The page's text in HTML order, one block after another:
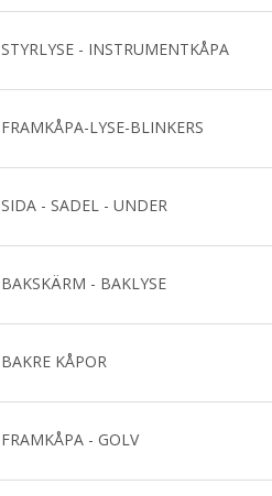
STYRLYSE - INSTRUMENTKÅPA
FRAMKÅPA-LYSE-BLINKERS
SIDA - SADEL - UNDER
BAKSKÄRM - BAKLYSE
BAKRE KÅPOR
FRAMKÅPA - GOLV